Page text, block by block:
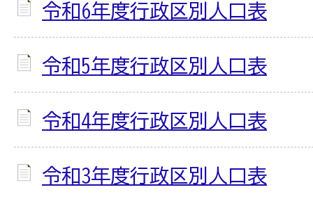
令和6年度行政区別人口表
令和5年度行政区別人口表
令和4年度行政区別人口表
令和3年度行政区別人口表